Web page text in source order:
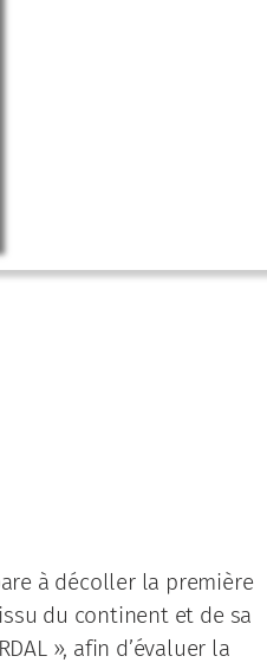
à décoller la première
du continent et de sa
», afin d’évaluer la